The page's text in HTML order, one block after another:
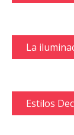
La
Estilos